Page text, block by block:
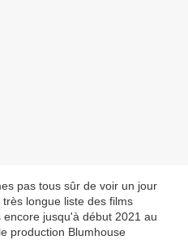
pas tous sûr de voir un jour
longue liste des films
jusqu'à début 2021 au
production Blumhouse